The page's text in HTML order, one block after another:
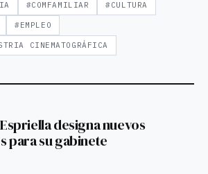
#COMFAMILIAR #CULTURA
#EMPLEO
CINEMATOGRÁFICA
designa nuevos
para su gabinete